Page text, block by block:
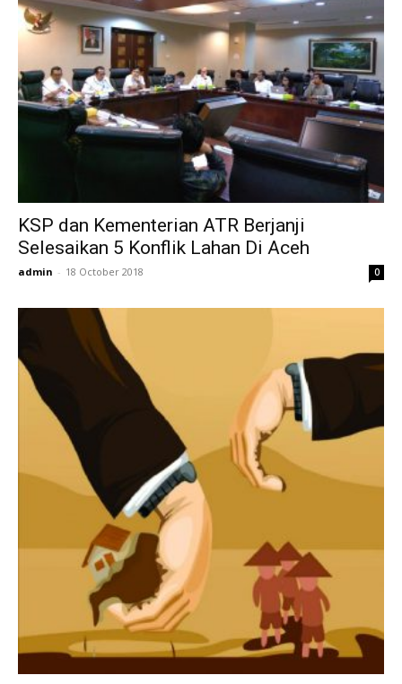
KSP dan Kementerian ATR Berjanji
Selesaikan 5 Konflik Lahan Di Aceh
admin - 18 October 2018 0